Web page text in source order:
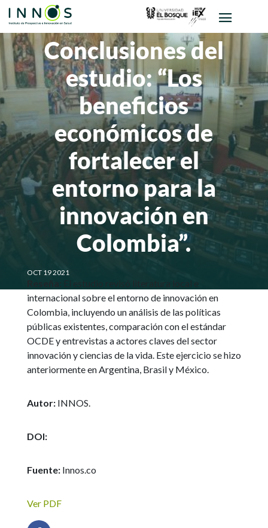
Conclusiones del
estudio: “Los
beneficios
económicos de
fortalecer el
entorno para la
innovación en
Colombia”.
OCT 19 2021
internacional sobre el entorno de innovación en
Colombia, incluyendo un análisis de las políticas
públicas existentes, comparación con el estándar
OCDE y entrevistas a actores claves del sector
innovación y ciencias de la vida. Este ejercicio se hizo
anteriormente en Argentina, Brasil y México.
Autor:INNOS.
DOI:
Fuente: Innos.co
Ver PDF